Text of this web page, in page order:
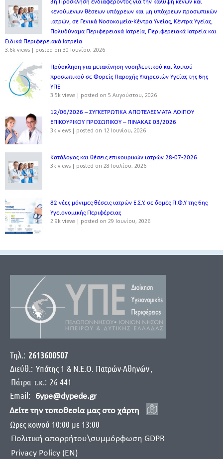
3η Πρόσκληση ενδιαφέροντος για την κάλυψη κενών και
κενούμενων θέσεων υπόχρεων και μη υπόχρεων προσωπικών
ιατρών, σε Γενικά Νοσοκομεία-Κέντρα Υγείας, Κέντρα Υγείας,
Πολυδύναμα Περιφερειακά Ιατρεία, Περιφερειακά Ιατρεία και
Ειδικά Περιφερειακά Ιατρεία
3.6k views | posted on 30 Ιουνίου, 2026
Πρόσκληση για μετακίνηση νοσηλευτικού και λοιπού
προσωπικού σε Φορείς Παροχής Υπηρεσιών Υγείας της 6ης
ΥΠΕ
3.5k views | posted on 5 Αυγούστου, 2026
12/06/2026 – ΣΥΓΚΕΤΡΩΤΙΚΑ ΑΠΟΤΕΛΕΣΜΑΤΑ ΛΟΙΠΟΥ
ΕΠΙΚΟΥΡΙΚΟΥ ΠΡΟΣΩΠΙΚΟΥ – ΠΙΝΑΚΑΣ 03/2026
3k views | posted on 12 Ιουνίου, 2026
Κατάλογος και θέσεις επικουρικών ιατρών 28-07-2026
3k views | posted on 28 Ιουλίου, 2026
82 νέες μόνιμες θέσεις ιατρών Ε.Σ.Υ. σε δομές Π.Φ.Υ της 6ης
Υγειονομικής Περιφέρειας
2.9k views | posted on 29 Ιουνίου, 2026
Τηλ.: 2613600507
Διεύθ.: Yπάτης 1 & Ν.Ε.Ο. Πατρών-Αθηνών,
Πάτρα τ.κ.: 26 441
Email:
6ype@dypede.gr
Δείτε την τοποθεσία μας στο χάρτη
Ωρες κοινού 10:00 με 13:00
Πολιτική απορρήτου\συμμόρφωση GDPR
Privacy Policy (EN)